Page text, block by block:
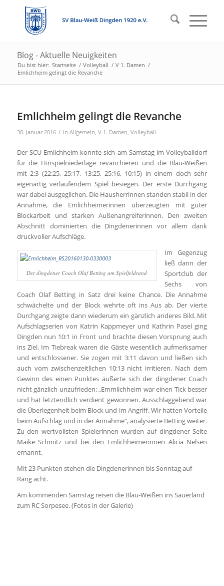
Blog - Aktuelle Neuigkeiten
Du bist hier: Startseite / Volleyball / V 1. Damen /
Emlichheim gelingt die Revanche
Emlichheim gelingt die Revanche
30. Januar 2016 / in Allgemein, V 1. Damen, Volleyball
Der SCU Emlichheim konnte sich am Samstag im Volleyballdorf
für die Hinspielniederlage revanchieren und die Blau-Weißen
mit 2:3 (22:25, 25:17, 13:25, 25:16, 10:15) in einem doch sehr
eigenartig verlaufendem Spiel besiegen. Der erste Durchgang
war dabei ausgeglichen. Die Hausherrinnen standen stabil in der
Annahme, die Emlichheimerinnen überzeugten mit guter
Blockarbeit und starken Außenangreiferinnen. Den zweiten
Abschnitt dominierten die Dingdenerinnen vor allem dank
druckvoller Aufschläge.
Der dingdener Coach Olaf Betting am Spielfeldrand
Im Gegenzug
ließ dann der
Sportclub der
Sechs von
Coach Olaf Betting in Satz drei keine Chance. Die Annahme
schwächelte und der Block wehrte oft ins Aus ab. Der vierte
Durchgang zeigte dann wiederum ein gänzlich anderes Bild. Mit
Aufschlagserien von Katrin Kappmeyer und Kathrin Pasel ging
Dingden nun 10:1 in Front und brachte diesen Vorsprung auch
ins Ziel. Im Tiebreak waren die Gäste wesentlich aufmerksamer
und entschlossener. Sie zogen mit 3:11 davon und ließen sich
auch vom zwischenzeitlichen 10:13 nicht irritieren. Nach dem
Gewinn des einen Punktes äußerte sich der dingdener Coach
nicht gänzlich unzufrieden: „Emmlichheim war einen Tick besser
und hat letztendlich verdient gewonnen. Ausschlaggebend war
die Überlegenheit beim Block und im Angriff. Wir hatten Vorteile
beim Aufschlag und in der Annahme“, analysierte Betting weiter.
Zu den wertvollsten Spielerinnen wurden auf dingdener Seite
Maike Schmitz und bei den Emlichheimerinnen Alicia Nelsen
ernannt.
Mit 23 Punkten stehen die Dingdenerinnen bis Sonntag auf
Rang acht.
Am kommenden Samstag reisen die Blau-Weißen ins Sauerland
zum RC Sorpesee. (Fotos in der Galerie)